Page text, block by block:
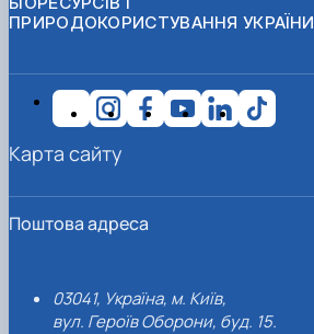
ПРИРОДОКОРИСТУВАННЯ УКРАЇНИ
Поштова адреса
03041, Україна, м. Київ,
вул. Героїв Оборони, буд. 15.
Карта сайту